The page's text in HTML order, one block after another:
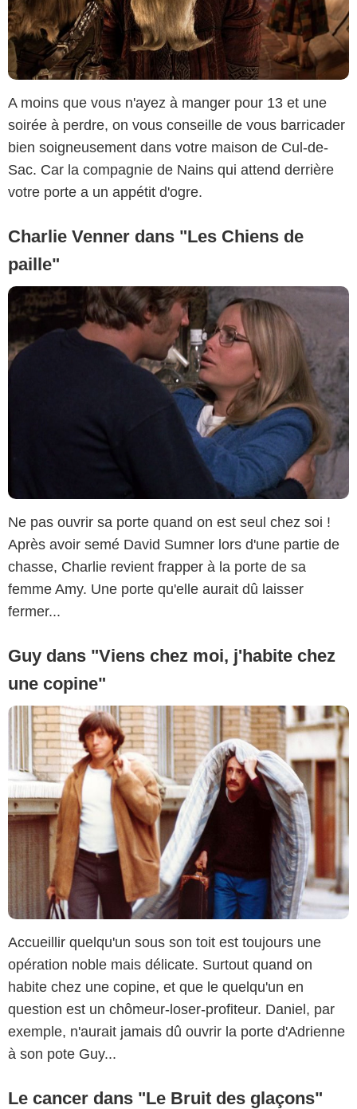
A moins que vous n'ayez à manger pour 13 et une
soirée à perdre, on vous conseille de vous barricader
bien soigneusement dans votre maison de Cul-de-
Sac. Car la compagnie de Nains qui attend derrière
votre porte a un appétit d'ogre.
Charlie Venner dans "Les Chiens de
paille"
Ne pas ouvrir sa porte quand on est seul chez soi !
Après avoir semé David Sumner lors d'une partie de
chasse, Charlie revient frapper à la porte de sa
femme Amy. Une porte qu'elle aurait dû laisser
fermer...
Guy dans "Viens chez moi, j'habite chez
une copine"
Accueillir quelqu'un sous son toit est toujours une
opération noble mais délicate. Surtout quand on
habite chez une copine, et que le quelqu'un en
question est un chômeur-loser-profiteur. Daniel, par
exemple, n'aurait jamais dû ouvrir la porte d'Adrienne
à son pote Guy...
Le cancer dans "Le Bruit des glaçons"